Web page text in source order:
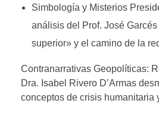
Simbología y Misterios
análisis del Prof. José
superior» y el camino de la
Contranarrativas Geopolíticas:
Dra. Isabel Rivero D’Armas
conceptos de crisis humanitaria